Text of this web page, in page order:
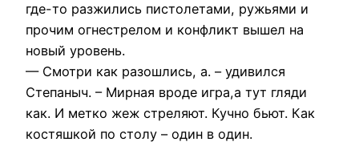
где-то разжились пистолетами, ружьями и
прочим огнестрелом и конфликт вышел на
новый уровень.
— Смотри как разошлись, а. – удивился
Степаныч. – Мирная вроде игра,а тут гляди
как. И метко жеж стреляют. Кучно бьют. Как
костяшкой по столу – один в один.